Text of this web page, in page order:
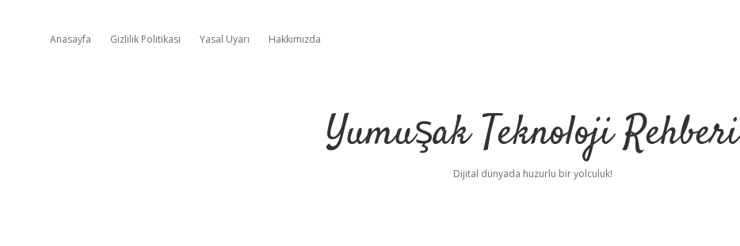
Anasayfa Gizlilik Politikası Yasal Uyarı Hakkımızda
Yumuşak Teknoloji Rehberi
Dijital dünyada huzurlu bir yolculuk!